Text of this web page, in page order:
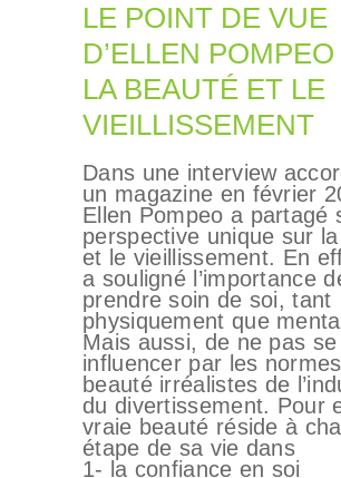
LE POINT DE VUE
D’ELLEN
LA BEAUTÉ ET LE
VIEILLISSEMENT
Dans une interview
un magazine en février
Ellen Pompeo a partagé
perspective unique sur
et le vieillissement. En
a souligné l’importance
prendre soin de soi, tant
physiquement que
Mais aussi, de ne pas
influencer par les
beauté irréalistes de
du divertissement. Pour
vraie beauté réside à
étape de sa vie dans
1- la confiance en soi